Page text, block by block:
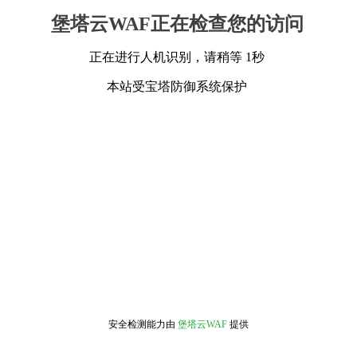
堡塔云WAF正在检查您的访问
正在进行人机识别，请稍等 1秒
本站受宝塔防御系统保护
安全检测能力由 堡塔云WAF 提供